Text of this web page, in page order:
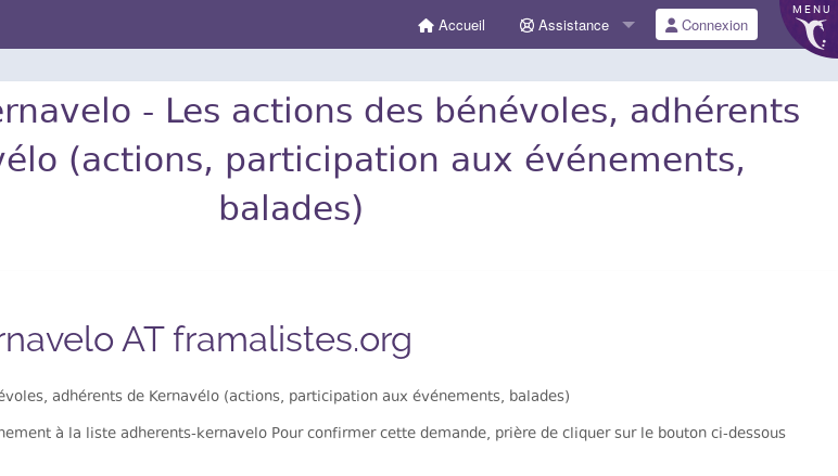
MENU
Accueil Assistance Connexion
- Les actions des bénévoles, adhérents
(actions, participation aux événements,
balades)
AT framalistes.org
adhérents de Kernavélo (actions, participation aux événements, balades)
à la liste adherents-kernavelo Pour confirmer cette demande, prière de cliquer sur le bouton ci-dessous